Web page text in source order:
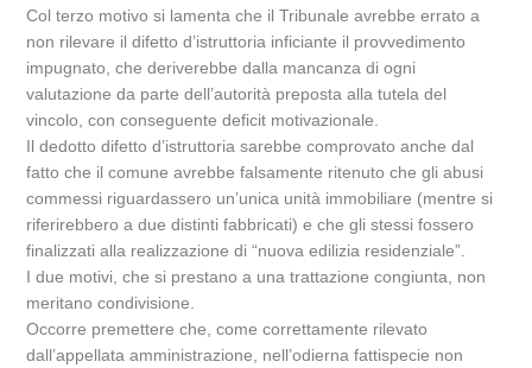
Col terzo motivo si lamenta che il Tribunale avrebbe errato a
non rilevare il difetto d’istruttoria inficiante il provvedimento
impugnato, che deriverebbe dalla mancanza di ogni
valutazione da parte dell’autorità preposta alla tutela del
vincolo, con conseguente deficit motivazionale.
Il dedotto difetto d’istruttoria sarebbe comprovato anche dal
fatto che il comune avrebbe falsamente ritenuto che gli abusi
commessi riguardassero un’unica unità immobiliare (mentre si
riferirebbero a due distinti fabbricati) e che gli stessi fossero
finalizzati alla realizzazione di “nuova edilizia residenziale”.
I due motivi, che si prestano a una trattazione congiunta, non
meritano condivisione.
Occorre premettere che, come correttamente rilevato
dall’appellata amministrazione, nell’odierna fattispecie non